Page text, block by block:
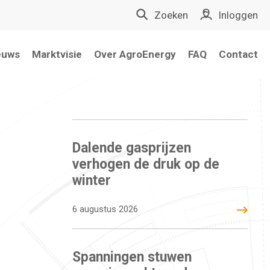
Zoeken Inloggen
Marktvisie Over AgroEnergy FAQ Contact
Dalende gasprijzen
verhogen de druk op de
winter
6 augustus 2026
Spanningen stuwen